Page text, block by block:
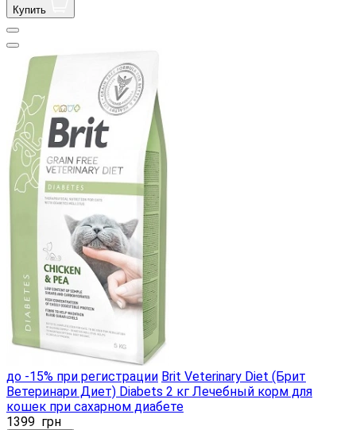
Купить
до -15% при регистрации Brit Veterinary Diet (Брит
Ветеринари Диет) Diabets 2 кг Лечебный корм для
кошек при сахарном диабете
1399 грн